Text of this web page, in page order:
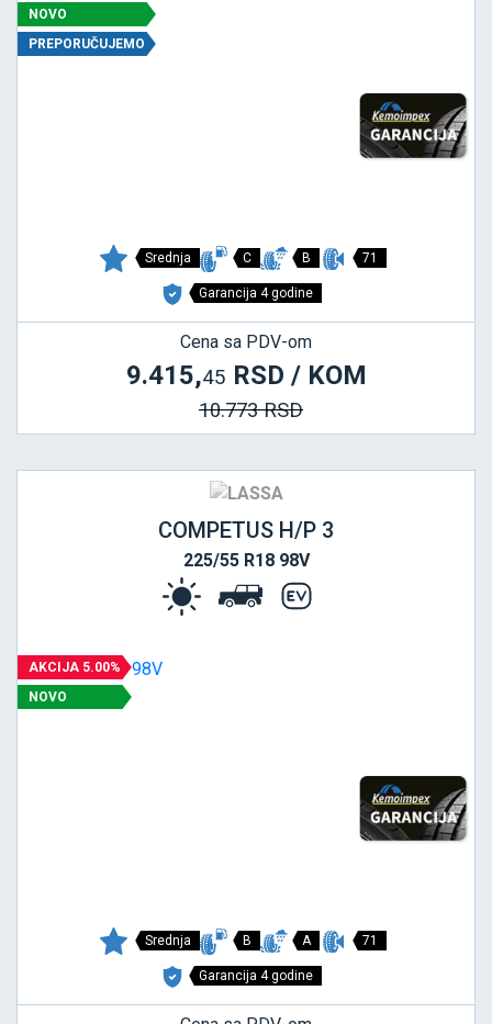
NOVO
PREPORUČUJEMO
Srednja C B 71
Garancija 4 godine
Cena sa PDV-om
9.415,45 RSD / KOM
10.773 RSD
COMPETUS H/P 3
225/55 R18 98V
AKCIJA 5.00%
NOVO
Srednja B A 71
Garancija 4 godine